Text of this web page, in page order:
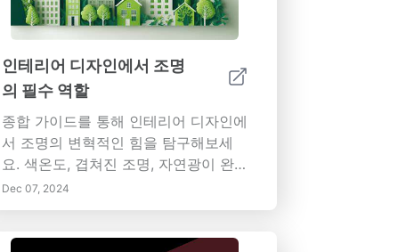
인테리어 디자인에서 조명
의 필수 역할
종합 가이드를 통해 인테리어 디자인에
서 조명의 변혁적인 힘을 탐구해보세
요. 색온도, 겹쳐진 조명, 자연광이 완벽
한 분위기를 조성하고 모든 공간의 기
능성을 향상시킬 수 있는 방법을 알아
Dec 07, 2024